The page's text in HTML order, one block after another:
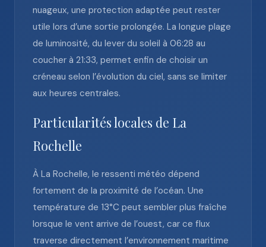
nuageux, une protection adaptée peut rester
utile lors d’une sortie prolongée. La longue plage
de luminosité, du lever du soleil à 06:28 au
coucher à 21:33, permet enfin de choisir un
créneau selon l’évolution du ciel, sans se limiter
aux heures centrales.
Particularités locales de La
Rochelle
À La Rochelle, le ressenti météo dépend
fortement de la proximité de l’océan. Une
température de 13°C peut sembler plus fraîche
lorsque le vent arrive de l’ouest, car ce flux
traverse directement l’environnement maritime